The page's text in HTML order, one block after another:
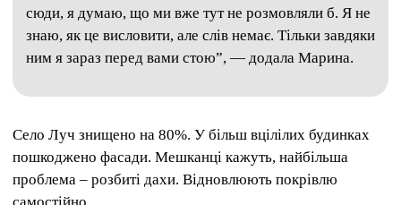
сюди, я думаю, що ми вже тут не розмовляли б. Я не
знаю, як це висловити, але слів немає. Тільки завдяки
ним я зараз перед вами стою”, — додала Марина.
Село Луч знищено на 80%. У більш вцілілих будинках
пошкоджено фасади. Мешканці кажуть, найбільша
проблема – розбиті дахи. Відновлюють покрівлю